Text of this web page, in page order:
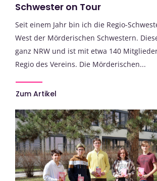
Schwester on Tour
Seit einem Jahr bin ich die Regio-
West der Mörderischen Schwestern.
ganz NRW und ist mit etwa 140
Regio des Vereins. Die Mörderischen...
Zum Artikel